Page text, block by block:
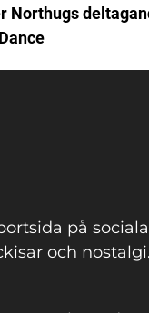
Northugs
på sociala
och nostalgi.